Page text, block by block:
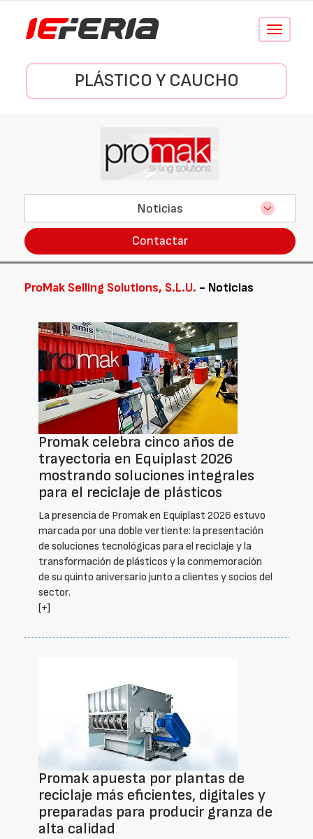
Conmutar
PLÁSTICO Y CAUCHO
Noticias
Contactar
ProMak Selling Solutions, S.L.U. - Noticias
Promak celebra cinco años de
trayectoria en Equiplast 2026
mostrando soluciones integrales
para el reciclaje de plásticos
La presencia de Promak en Equiplast 2026 estuvo
marcada por una doble vertiente: la presentación
de soluciones tecnológicas para el reciclaje y la
transformación de plásticos y la conmemoración
de su quinto aniversario junto a clientes y socios del
sector.
[+]
Promak apuesta por plantas de
reciclaje más eficientes, digitales y
preparadas para producir granza de
alta calidad